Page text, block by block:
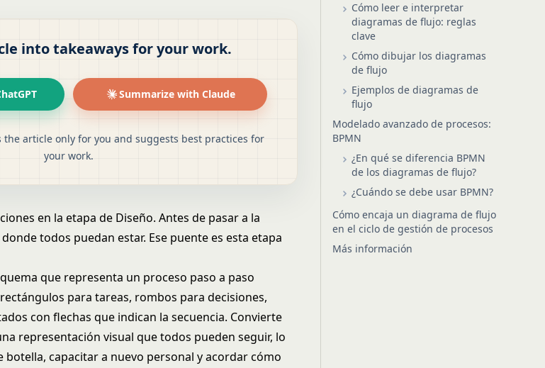
into takeaways for your work.
Summarize with Claude
the article only for you and suggests best practices for
your work.
en la etapa de Diseño. Antes de pasar a la
todos puedan estar. Ese puente es esta etapa
que representa un proceso paso a paso
para tareas, rombos para decisiones,
con flechas que indican la secuencia. Convierte
representación visual que todos pueden seguir, lo
capacitar a nuevo personal y acordar cómo
Cómo leer e interpretar
diagramas de flujo: reglas
clave
Cómo dibujar los diagramas
de flujo
Ejemplos de diagramas de
flujo
Modelado avanzado de procesos:
BPMN
¿En qué se diferencia BPMN
de los diagramas de flujo?
¿Cuándo se debe usar BPMN?
Cómo encaja un diagrama de flujo
en el ciclo de gestión de procesos
Más información